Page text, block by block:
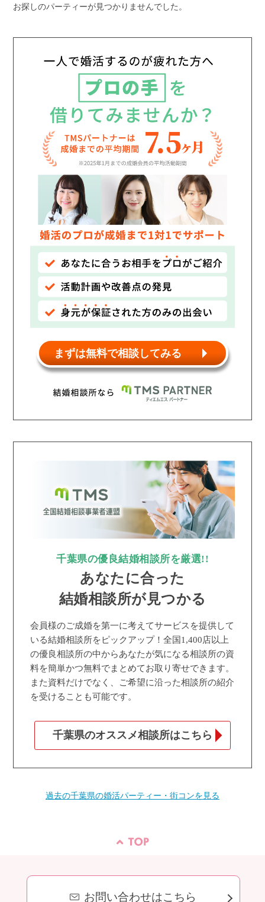
約1,300店の中から
おすすめの優良結婚相談所をご紹介
個人情報保護のため
プライバシーマークを
取得しております
お探しのパーティーが見つかりませんでした。
まずは無料で相談してみる
千葉県の優良結婚相談所を厳選!!
あなたに合った
結婚相談所が見つかる
会員様のご成婚を第一に考えてサービスを提供して
いる結婚相談所をピックアップ！全国1,400店以上
の優良相談所の中からあなたが気になる相談所の資
料を簡単かつ無料でまとめてお取り寄せできます。
また資料だけでなく、ご希望に沿った相談所の紹介
を受けることも可能です。
千葉県のオススメ相談所はこちら
過去の千葉県の婚活パーティー・街コンを見る
お問い合わせはこちら